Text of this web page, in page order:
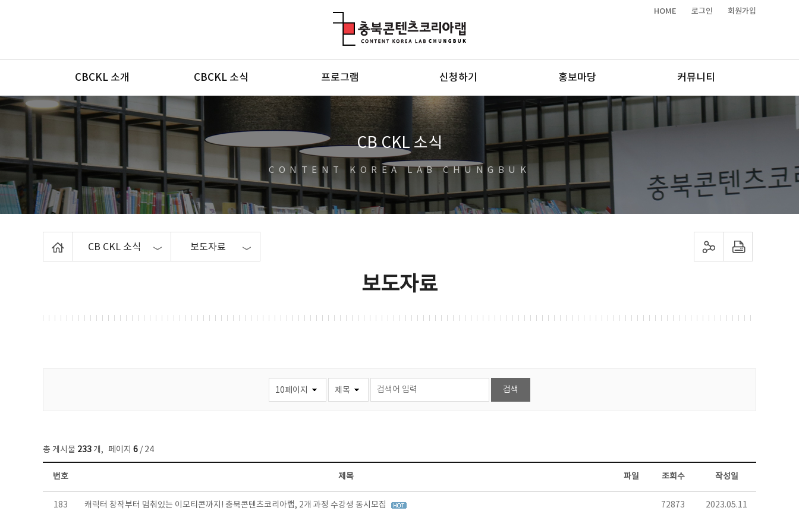
HOME 로그인 회원가입
메뉴
CBCKL 소개 CBCKL 소식 프로그램 신청하기 홍보마당 커뮤니티
CB CKL 소식
CONTENT KOREA LAB CHUNGBUK
CB CKL 소식 보도자료 sns 공유하기 프린트하기
보도자료
총 게시물 233 개, 페이지 6 / 24
보도자료 목록 - 번호, 제목, 작성자, 파일, 조회수, 작성일 정보 제공
번호 제목 파일 조회수 작성일
183 캐릭터 창작부터 멈춰있는 이모티콘까지! 충북콘텐츠코리아랩, 2개 과정 수강생 동시모집 72873 2023.05.11